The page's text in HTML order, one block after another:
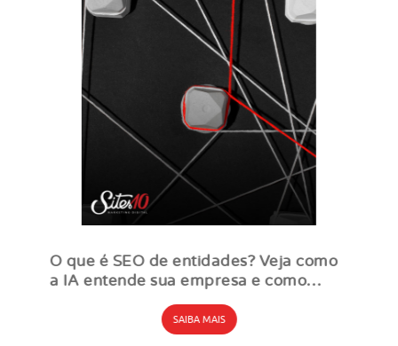
O que é SEO de entidades? Veja como
a IA entende sua empresa e como
SAIBA MAIS